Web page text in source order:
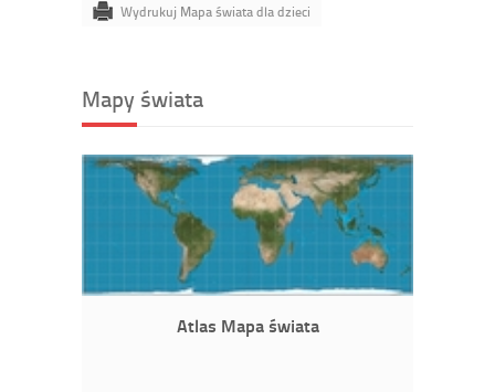
Wydrukuj Mapa świata dla dzieci
Mapy świata
Atlas Mapa świata